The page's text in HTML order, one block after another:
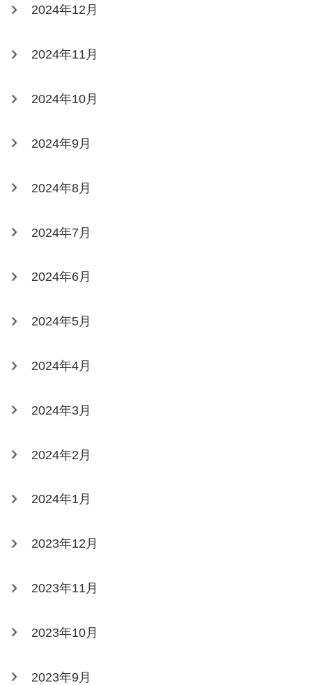
2024年12月
2024年11月
2024年10月
2024年9月
2024年8月
2024年7月
2024年6月
2024年5月
2024年4月
2024年3月
2024年2月
2024年1月
2023年12月
2023年11月
2023年10月
2023年9月